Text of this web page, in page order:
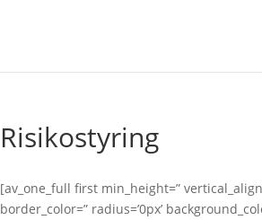
Risikostyring
[av_one_full first min_height=”
border_color=” radius=’0px’